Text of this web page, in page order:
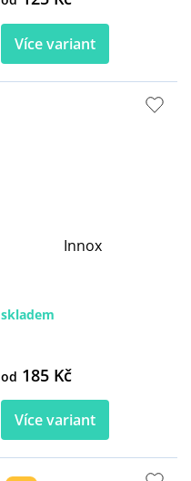
Více variant
Innox
skladem
od 185 Kč
Více variant